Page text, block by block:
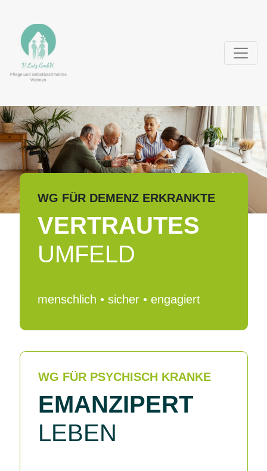
WG FÜR DEMENZ ERKRANKTE
VERTRAUTES
UMFELD
menschlich • sicher • engagiert
WG FÜR PSYCHISCH KRANKE
EMANZIPERT
LEBEN